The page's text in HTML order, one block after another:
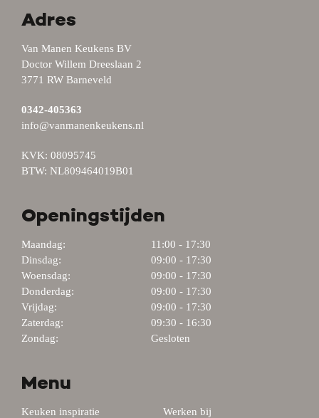
Adres
Van Manen Keukens BV
Doctor Willem Dreeslaan 2
3771 RW Barneveld
0342-405363
info@vanmanenkeukens.nl
KVK: 08095745
BTW: NL809464019B01
Openingstijden
Maandag:
11:00 - 17:30
Dinsdag:
09:00 - 17:30
Woensdag:
09:00 - 17:30
Donderdag:
09:00 - 17:30
Vrijdag:
09:00 - 17:30
Zaterdag:
09:30 - 16:30
Zondag:
Gesloten
Menu
Keuken inspiratie
Werken bij